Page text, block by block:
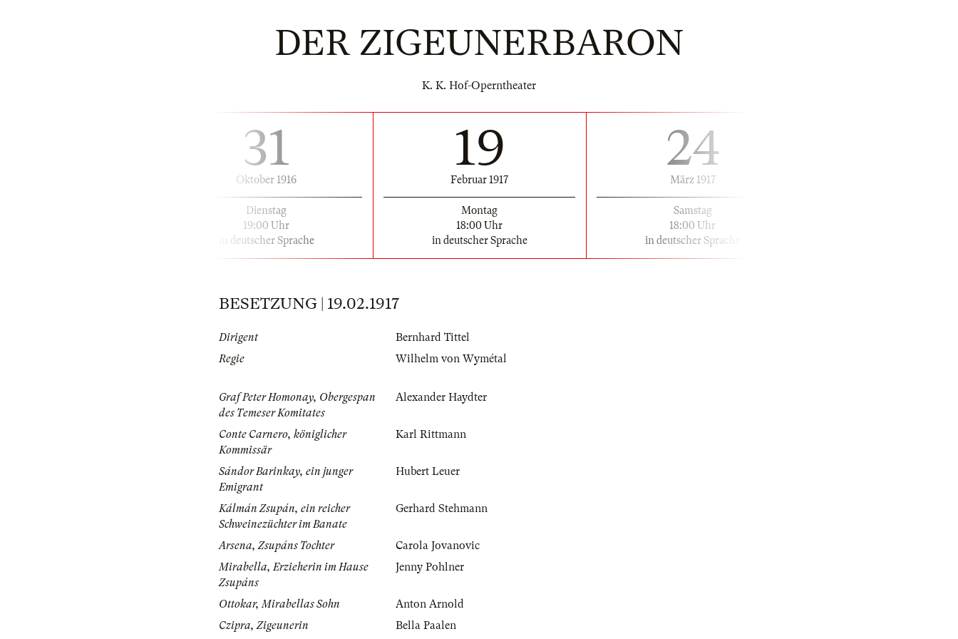
DER ZIGEUNERBARON
K. K. Hof-Operntheater
31
Oktober 1916
Dienstag
19:00 Uhr
in deutscher Sprache
19
Februar 1917
Montag
18:00 Uhr
in deutscher Sprache
24
März 1917
Samstag
18:00 Uhr
in deutscher Sprache
BESETZUNG | 19.02.1917
Dirigent
Bernhard Tittel
Regie
Wilhelm von Wymétal
Graf Peter Homonay, Obergespan
des Temeser Komitates
Alexander Haydter
Conte Carnero, königlicher
Kommissär
Karl Rittmann
Sándor Barinkay, ein junger
Emigrant
Hubert Leuer
Kálmán Zsupán, ein reicher
Schweinezüchter im Banate
Gerhard Stehmann
Arsena, Zsupáns Tochter
Carola Jovanovic
Mirabella, Erzieherin im Hause
Zsupáns
Jenny Pohlner
Ottokar, Mirabellas Sohn
Anton Arnold
Czipra, Zigeunerin
Bella Paalen